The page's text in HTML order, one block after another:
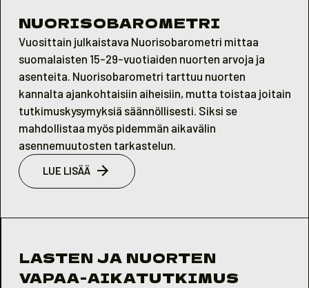
NUORISOBAROMETRI
Vuosittain julkaistava Nuorisobarometri mittaa
suomalaisten 15-29-vuotiaiden nuorten arvoja ja
asenteita. Nuorisobarometri tarttuu nuorten
kannalta ajankohtaisiin aiheisiin, mutta toistaa joitain
tutkimuskysymyksiä säännöllisesti. Siksi se
mahdollistaa myös pidemmän aikavälin
asennemuutosten tarkastelun.
LUE LISÄÄ
LASTEN JA NUORTEN
VAPAA-AIKATUTKIMUS